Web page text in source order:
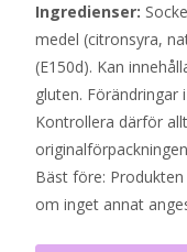
Ingredienser:
medel (citronsyra,
(E150d). Kan
gluten. Förändringar
Kontrollera därför
Bäst före:
om inget annat